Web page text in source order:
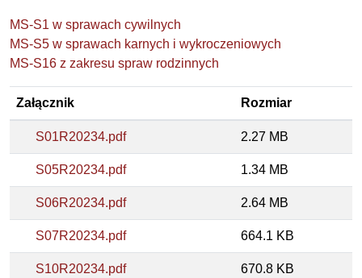
MS-S1 w sprawach cywilnych
MS-S5 w sprawach karnych i wykroczeniowych
MS-S16 z zakresu spraw rodzinnych
Załącznik Rozmiar
S01R20234.pdf 2.27 MB
S05R20234.pdf 1.34 MB
S06R20234.pdf 2.64 MB
S07R20234.pdf 664.1 KB
S10R20234.pdf 670.8 KB